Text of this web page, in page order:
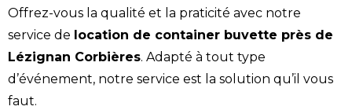
Offrez-vous la qualité et la praticité avec notre
service de location de container buvette près de
Lézignan Corbières. Adapté à tout type
d’événement, notre service est la solution qu’il vous
faut.